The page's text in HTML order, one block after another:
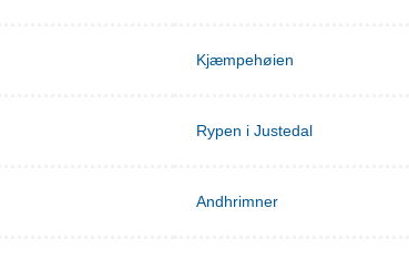
Kjæmpehøien
Rypen i Justedal
Andhrimner